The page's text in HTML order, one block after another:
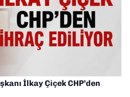
İlkay Çiçek CHP’den